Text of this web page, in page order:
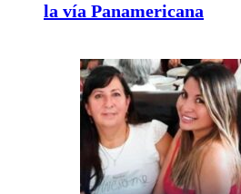
la vía Panamericana